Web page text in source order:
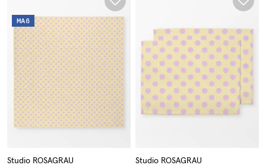
MAß
Studio ROSAGRAU Studio ROSAGRAU